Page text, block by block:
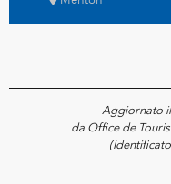
Aggiornato
da Office de